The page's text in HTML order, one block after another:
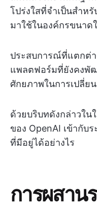
โปร่งใสที่จำเป็นสำห
มาใช้ในองค์กรขนาด
ประสบการณ์ที่แตกต่า
แพลตฟอร์มที่ยังคงพั
ศักยภาพในการเปลี่ย
ด้วยบริบทดังกล่าวใน
ของ OpenAI เข้ากับ
ที่มีอยู่ได้อย่างไร
การผสาน